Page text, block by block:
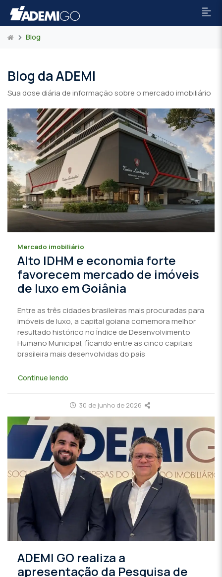
Blog
Blog da ADEMI
Sua dose diária de informação sobre o mercado imobiliário
Mercado imobiliário
Alto IDHM e economia forte
favorecem mercado de imóveis
de luxo em Goiânia
Entre as três cidades brasileiras mais procuradas para
imóveis de luxo, a capital goiana comemora melhor
resultado histórico no Índice de Desenvolvimento
Humano Municipal, ficando entre as cinco capitais
brasileira mais desenvolvidas do país
Continue lendo
30 de junho de 2026
ADEMI GO realiza a
apresentação da Pesquisa de